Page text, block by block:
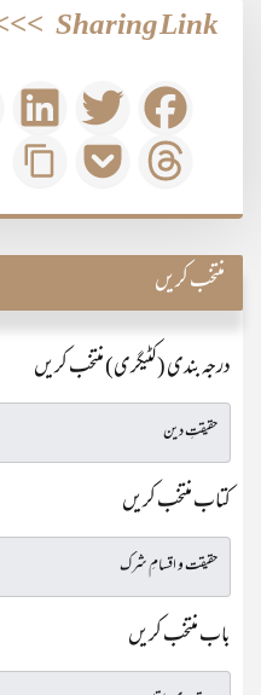
Sharing Link
منتخب کریں
درجہ بندی (کٹیگری) منتخب کریں
کتاب منتخب کریں
باب منتخب کریں